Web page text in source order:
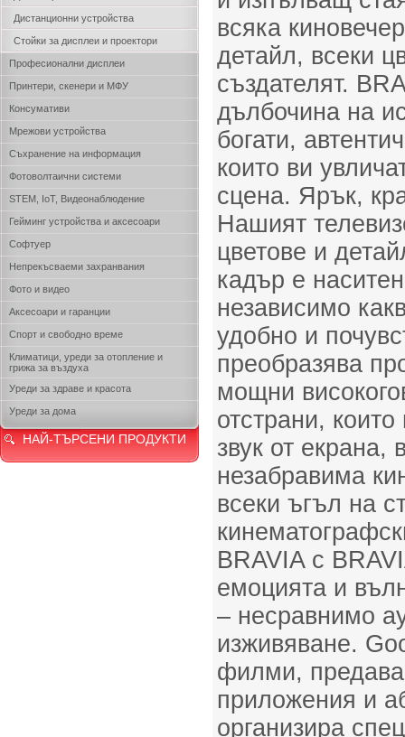
Дистанционни устройства
Стойки за дисплеи и проектори
Професионални дисплеи
Принтери, скенери и МФУ
Консумативи
Мрежови устройства
Съхранение на информация
Фотоволтаични системи
STEM, IoT, Видеонаблюдение
Гейминг устройства и аксесоари
Софтуер
Непрекъсваеми захранвания
Фото и видео
Аксесоари и гаранции
Спорт и свободно време
Климатици, уреди за отопление и
грижа за въздуха
Уреди за здраве и красота
Уреди за дома
НАЙ-ТЪРСЕНИ ПРОДУКТИ
всяка
детайл, всеки
създателят.
дълбочина на
богати,
които ви
сцена. Ярък,
Нашият
цветове и
кадър е
независимо
удобно и
преобразява
мощни
отстрани,
звук от екрана,
незабравима
всеки ъгъл на
BRAVIA с
емоцията и
– несравнимо
изживяване.
филми,
приложения и
организира